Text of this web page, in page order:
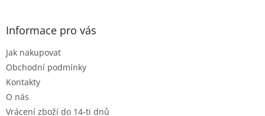
Informace pro vás
Jak nakupovat
Obchodní podmínky
Kontakty
O nás
Vrácení zboží do 14-ti dnů